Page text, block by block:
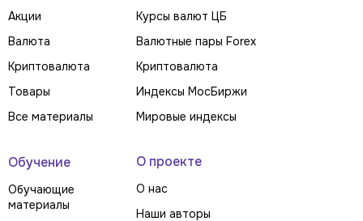
Акции
Валюта
Криптовалюта
Товары
Все материалы
Курсы валют ЦБ
Валютные пары Forex
Криптовалюта
Индексы МосБиржи
Мировые индексы
Обучение
Обучающие
материалы
О проекте
О нас
Наши авторы